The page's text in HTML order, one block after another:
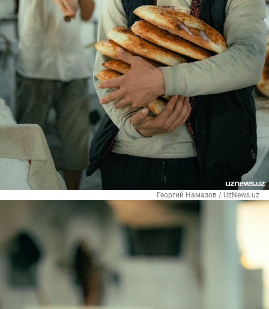
Георгий Намазов / UzNews.uz